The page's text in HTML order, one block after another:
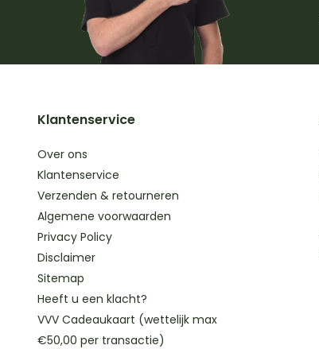
Klantenservice
Over ons
Klantenservice
Verzenden & retourneren
Algemene voorwaarden
Privacy Policy
Disclaimer
Sitemap
Heeft u een klacht?
VVV Cadeaukaart (wettelijk max
€50,00 per transactie)